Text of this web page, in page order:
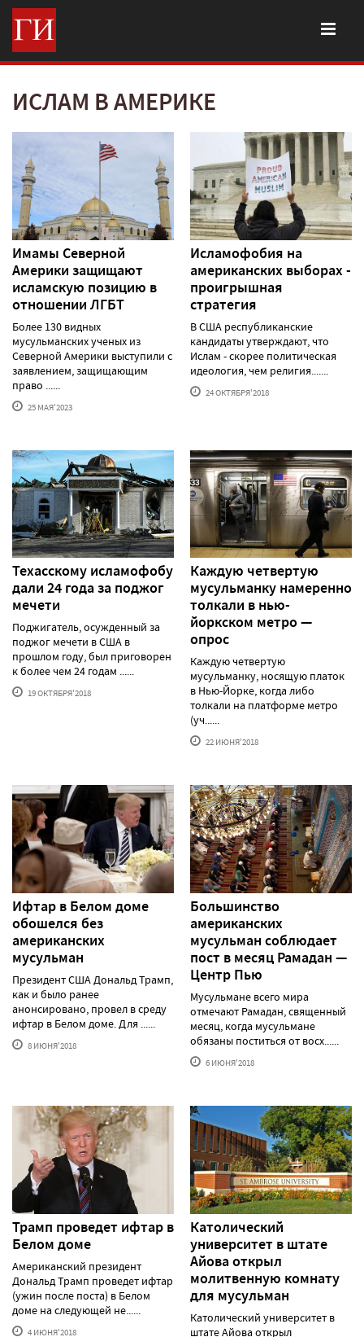
ИСЛАМ В АМЕРИКЕ
Имамы Северной
Америки защищают
исламскую позицию в
отношении ЛГБТ
Более 130 видных
мусульманских ученых из
Северной Америки выступили с
заявлением, защищающим
право ......
25 МАЯ'2023
Исламофобия на
американских выборах -
проигрышная
стратегия
В США республиканские
кандидаты утверждают, что
Ислам - скорее политическая
идеология, чем религия.......
24 ОКТЯБРЯ'2018
Техасскому исламофобу
дали 24 года за поджог
мечети
Поджигатель, осужденный за
поджог мечети в США в
прошлом году, был приговорен
к более чем 24 годам ......
19 ОКТЯБРЯ'2018
Каждую четвертую
мусульманку намеренно
толкали в нью-
йоркском метро —
опрос
Каждую четвертую
мусульманку, носящую платок
в Нью-Йорке, когда либо
толкали на платформе метро
(уч......
22 ИЮНЯ'2018
Ифтар в Белом доме
обошелся без
американских
мусульман
Президент США Дональд Трамп,
как и было ранее
анонсировано, провел в среду
ифтар в Белом доме. Для ......
8 ИЮНЯ'2018
Большинство
американских
мусульман соблюдает
пост в месяц Рамадан —
Центр Пью
Мусульмане всего мира
отмечают Рамадан, священный
месяц, когда мусульмане
обязаны поститься от восх......
6 ИЮНЯ'2018
Трамп проведет ифтар в
Белом доме
Американский президент
Дональд Трамп проведет ифтар
(ужин после поста) в Белом
доме на следующей не......
4 ИЮНЯ'2018
Католический
университет в штате
Айова открыл
молитвенную комнату
для мусульман
Католический университет в
штате Айова открыл